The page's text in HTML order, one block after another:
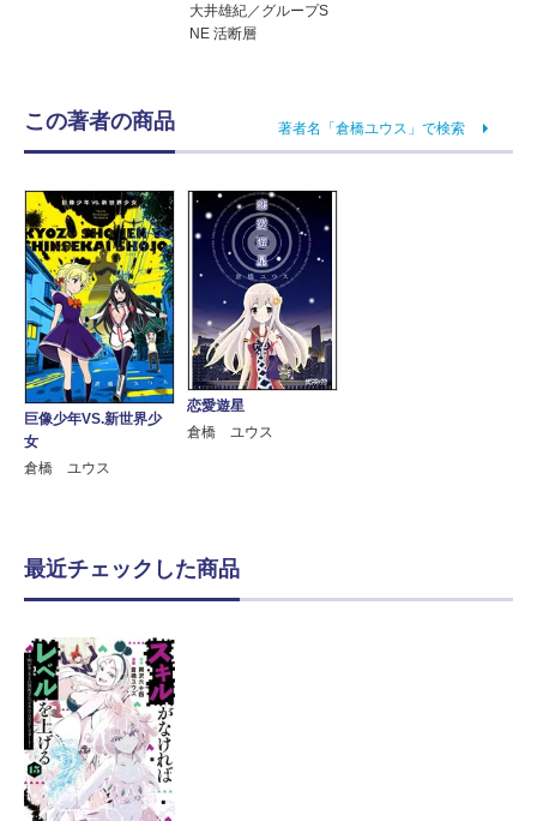
大井雄紀／グループS
NE 活断層
この著者の商品 著者名「倉橋ユウス」で検索
巨像少年VS.新世界少
女
倉橋 ユウス
恋愛遊星
倉橋 ユウス
最近チェックした商品